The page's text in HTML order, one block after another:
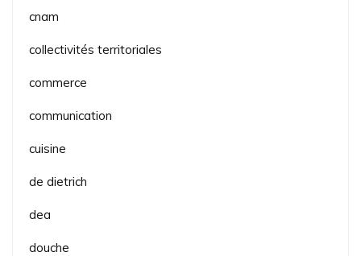
cnam
collectivités territoriales
commerce
communication
cuisine
de dietrich
dea
douche